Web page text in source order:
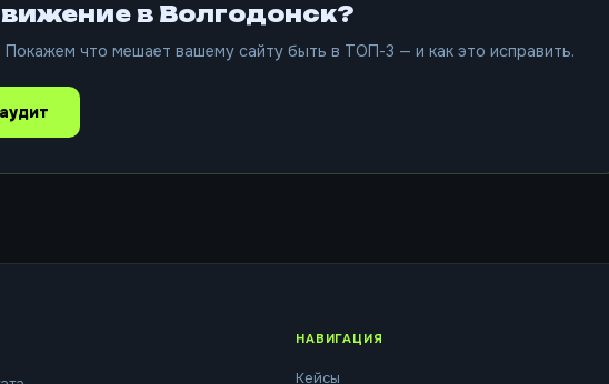
в Волгодонск?
Покажем что мешает вашему сайту быть в ТОП-3 — и как это исправить.
НАВИГАЦИЯ
Кейсы